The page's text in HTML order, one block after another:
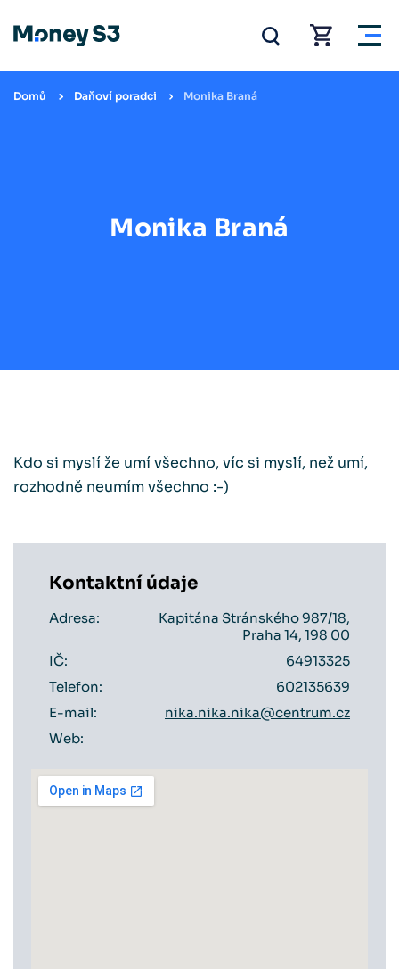
Domů Daňoví poradci Monika Braná
Monika Braná
Kdo si myslí že umí všechno, víc si myslí, než umí,
rozhodně neumím všechno :-)
Kontaktní údaje
Adresa:
Kapitána Stránského 987/18,
Praha 14, 198 00
IČ:
64913325
Telefon:
602135639
E-mail:
nika.nika.nika@centrum.cz
Web: